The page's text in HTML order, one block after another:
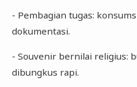
- Pembagian tugas:
dokumentasi.
- Souvenir bernilai religius:
dibungkus rapi.